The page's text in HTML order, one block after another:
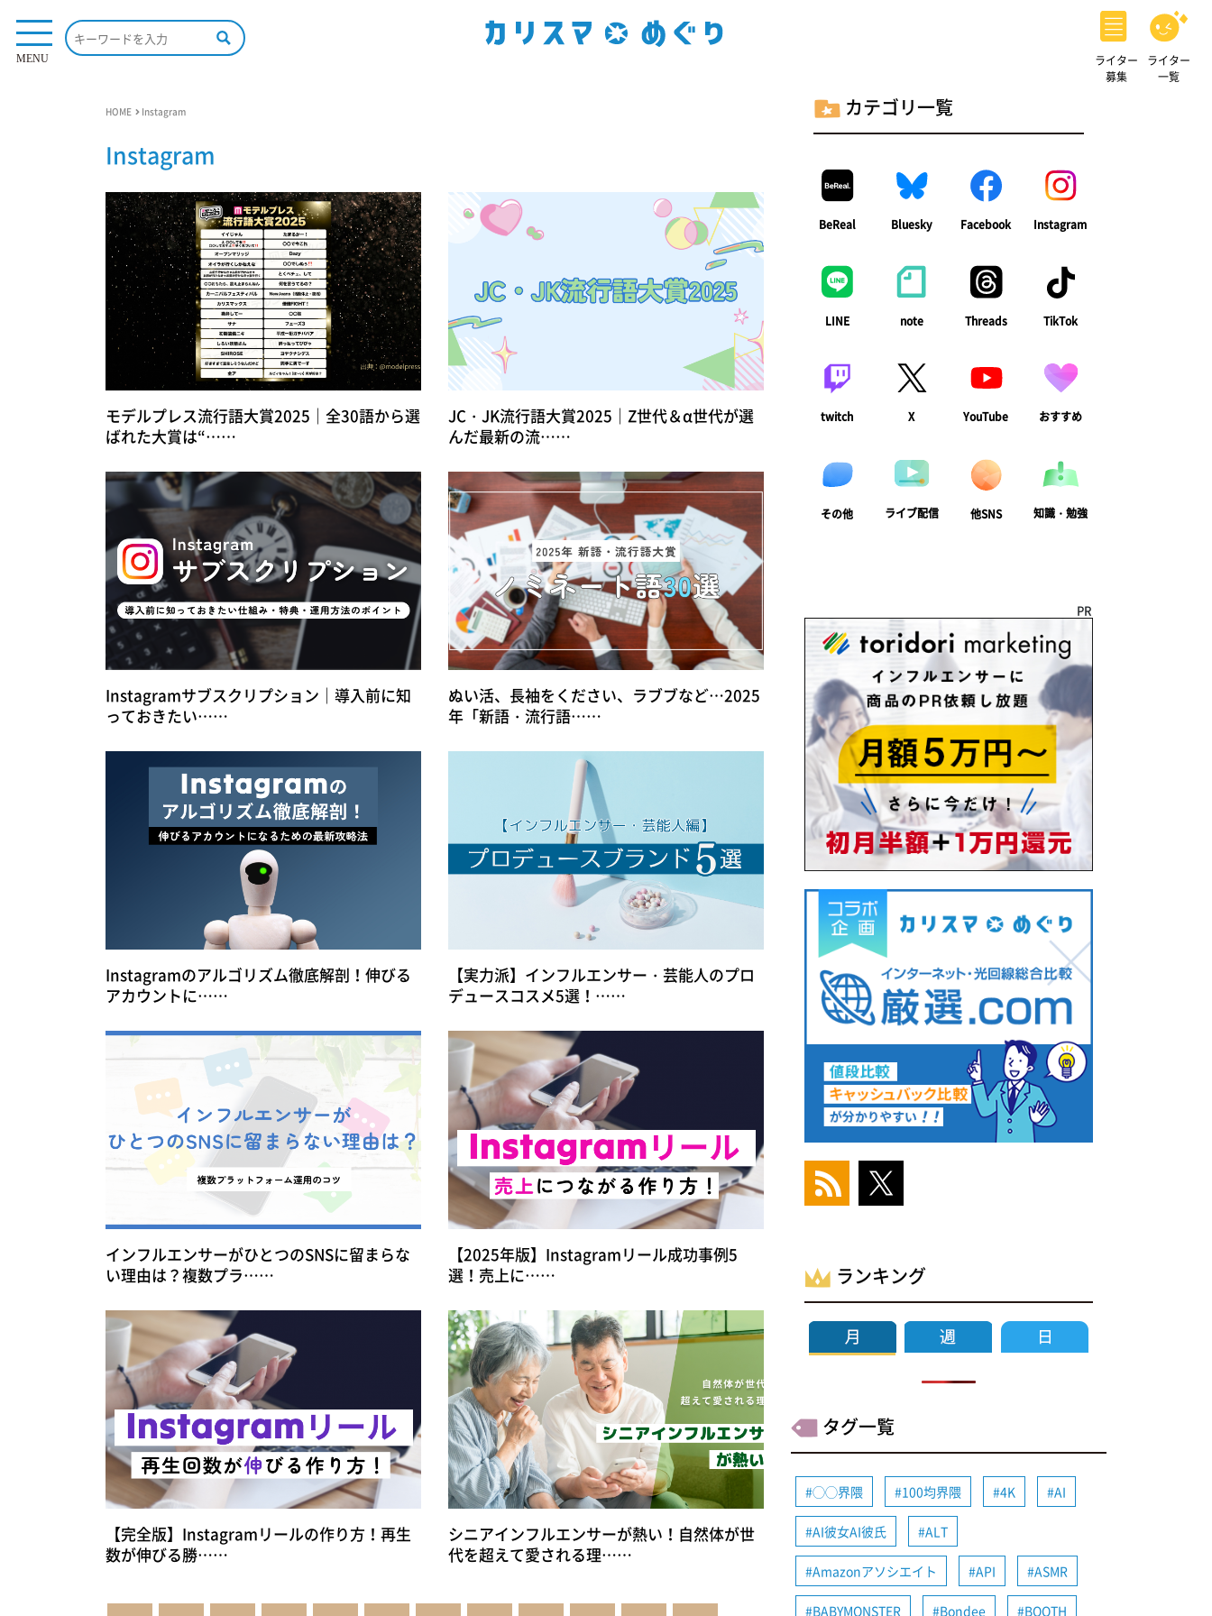
MENU
ライター
募集
ライター
一覧
HOME Instagram
Instagram
モデルプレス流行語大賞2025｜全30語から選
ばれた大賞は“……
JC・JK流行語大賞2025｜Z世代＆α世代が選
んだ最新の流……
Instagramサブスクリプション｜導入前に知
っておきたい……
ぬい活、長袖をください、ラブブなど…2025
年「新語・流行語……
Instagramのアルゴリズム徹底解剖！伸びる
アカウントに……
【実力派】インフルエンサー・芸能人のプロ
デュースコスメ5選！……
インフルエンサーがひとつのSNSに留まらな
い理由は？複数プラ……
【2025年版】Instagramリール成功事例5
選！売上に……
【完全版】Instagramリールの作り方！再生
数が伸びる勝……
シニアインフルエンサーが熱い！自然体が世
代を超えて愛される理……
投
カテゴリ一覧
BeReal Bluesky Facebook Instagram
LINE note Threads TikTok
twitch X YouTube おすすめ
その他 ライブ配信 他SNS 知識・勉強
PR
ランキング
タグ一覧
◯◯界隈 100均界隈 4K AI
AI彼女AI彼氏 ALT
Amazonアソシエイト API ASMR
BABYMONSTER Bondee BOOTH